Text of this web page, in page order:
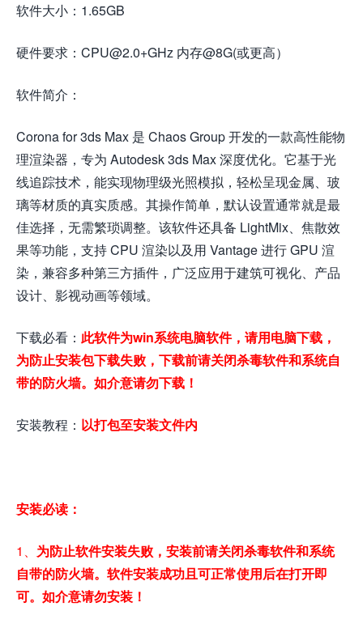
软件大小：1.65GB
硬件要求：CPU@2.0+GHz 内存@8G(或更高）
软件简介：
Corona for 3ds Max 是 Chaos Group 开发的一款高性能物
理渲染器，专为 Autodesk 3ds Max 深度优化。它基于光
线追踪技术，能实现物理级光照模拟，轻松呈现金属、玻
璃等材质的真实质感。其操作简单，默认设置通常就是最
佳选择，无需繁琐调整。该软件还具备 LightMix、焦散效
果等功能，支持 CPU 渲染以及用 Vantage 进行 GPU 渲
染，兼容多种第三方插件，广泛应用于建筑可视化、产品
设计、影视动画等领域。
下载必看： 此软件为win系统电脑软件，请用电脑下载，
为防止安装包下载失败，下载前请关闭杀毒软件和系统自
带的防火墙。如介意请勿下载！
安装教程： 以打包至安装文件内
安装必读：
1、 为防止软件安装失败，安装前请关闭杀毒软件和系统
自带的防火墙。软件安装成功且可正常使用后在打开即
可。如介意请勿安装！